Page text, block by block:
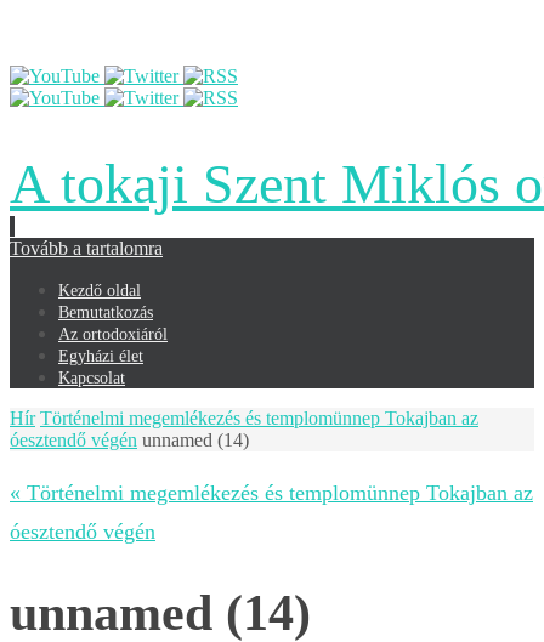
A tokaji Szent Miklós
Tovább a tartalomra
Kezdő oldal
Bemutatkozás
Az ortodoxiáról
Egyházi élet
Kapcsolat
Hír Történelmi megemlékezés és templomünnep Tokajban az
óesztendő végén unnamed (14)
« Történelmi megemlékezés és templomünnep Tokajban az
óesztendő végén
unnamed (14)